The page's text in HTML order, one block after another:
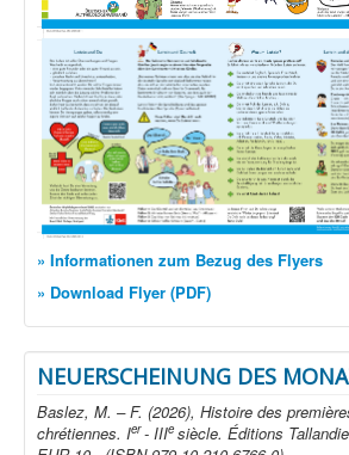
» Informationen zum Bezug des Flyers
» Download Flyer (PDF)
NEUERSCHEINUNG DES
Baslez, M. – F. (2026), Histoire des
chrétiennes. Ier- IIIe siècle. Éditions